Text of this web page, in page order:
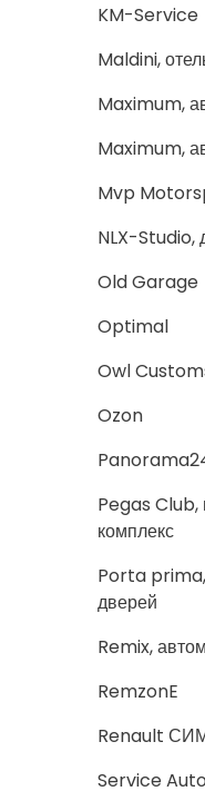
KM-Service
Maldini,
Maximum,
Maximum,
Mvp
NLX-Studio,
Old Garage
Optimal
Owl
Ozon
Pegas Club,
комплекс
Porta
дверей
Remix,
RemzonE
Renault
Service Auto